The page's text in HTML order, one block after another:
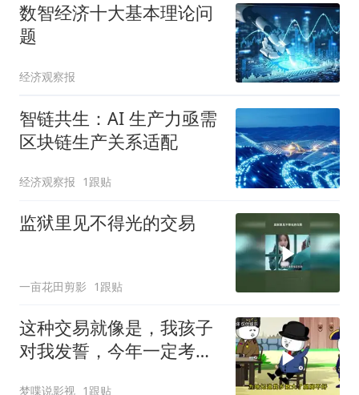
数智经济十大基本理论问
题
经济观察报
智链共生：AI 生产力亟需
区块链生产关系适配
经济观察报 1跟贴
监狱里见不得光的交易
一亩花田剪影 1跟贴
这种交易就像是，我孩子
对我发誓，今年一定考个
梦喋说影视 1跟贴